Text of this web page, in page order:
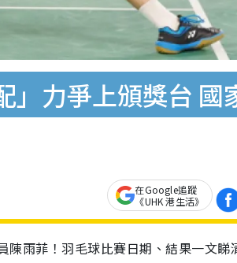
」力爭上頒獎台
在Google追蹤
《UHK 港生活》
雨菲！羽毛球比賽日期、結果一文睇